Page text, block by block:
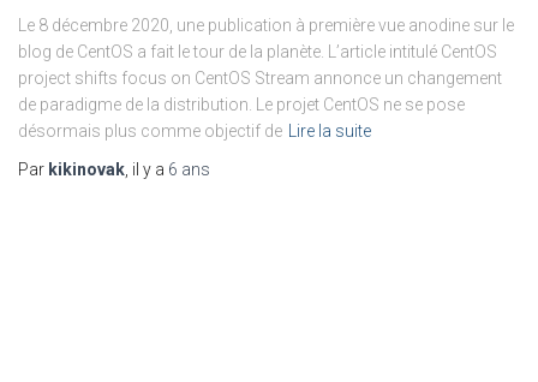
Le 8 décembre 2020, une publication à première vue anodine sur le
blog de CentOS a fait le tour de la planète. L’article intitulé CentOS
project shifts focus on CentOS Stream annonce un changement
de paradigme de la distribution. Le projet CentOS ne se pose
désormais plus comme objectif de
Lire la suite
Par kikinovak , il y a 6 ans